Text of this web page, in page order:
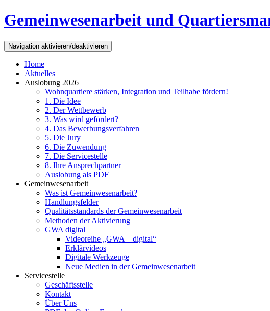
Direkt zum Inhalt
Gemeinwesenarbeit und
Navigation aktivieren/deaktivieren
Home
Aktuelles
Auslobung 2026
Wohnquartiere stärken, Integration und Teilhabe fördern!
1. Die Idee
2. Der Wettbewerb
3. Was wird gefördert?
4. Das Bewerbungsverfahren
5. Die Jury
6. Die Zuwendung
7. Die Servicestelle
8. Ihre Ansprechpartner
Auslobung als PDF
Gemeinwesenarbeit
Was ist Gemeinwesenarbeit?
Handlungsfelder
Qualitätsstandards der Gemeinwesenarbeit
Methoden der Aktivierung
GWA digital
Videoreihe „GWA – digital“
Erklärvideos
Digitale Werkzeuge
Neue Medien in der Gemeinwesenarbeit
Servicestelle
Geschäftsstelle
Kontakt
Über Uns